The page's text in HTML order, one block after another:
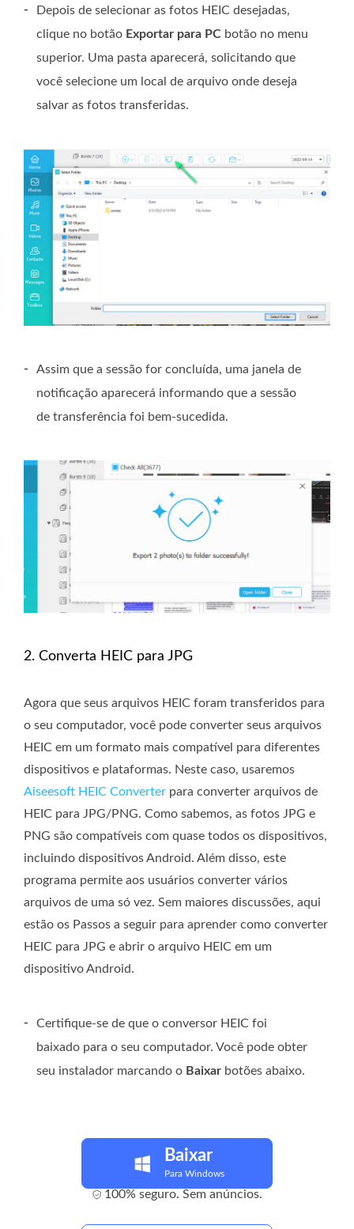
-
Depois de selecionar as fotos HEIC desejadas,
clique no botão Exportar para PC botão no menu
superior. Uma pasta aparecerá, solicitando que
você selecione um local de arquivo onde deseja
salvar as fotos transferidas.
-
Assim que a sessão for concluída, uma janela de
notificação aparecerá informando que a sessão
de transferência foi bem-sucedida.
2. Converta HEIC para JPG
Agora que seus arquivos HEIC foram transferidos para
o seu computador, você pode converter seus arquivos
HEIC em um formato mais compatível para diferentes
dispositivos e plataformas. Neste caso, usaremos
Aiseesoft HEIC Converter para converter arquivos de
HEIC para JPG/PNG. Como sabemos, as fotos JPG e
PNG são compatíveis com quase todos os dispositivos,
incluindo dispositivos Android. Além disso, este
programa permite aos usuários converter vários
arquivos de uma só vez. Sem maiores discussões, aqui
estão os Passos a seguir para aprender como converter
HEIC para JPG e abrir o arquivo HEIC em um
dispositivo Android.
-
Certifique-se de que o conversor HEIC foi
baixado para o seu computador. Você pode obter
seu instalador marcando o Baixar botões abaixo.
Baixar
Para Windows
100% seguro. Sem anúncios.